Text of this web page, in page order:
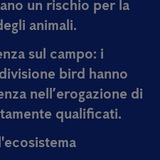
un rischio per la
animali.
sul campo: i
bird hanno
nell’erogazione di
qualificati.